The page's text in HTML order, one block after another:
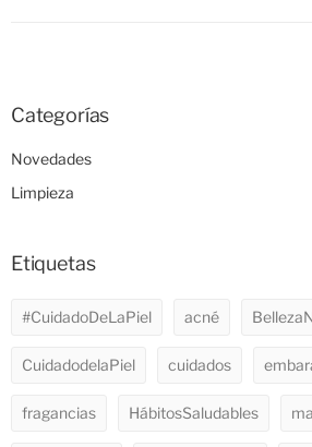
Categorías
Novedades
Limpieza
Etiquetas
#CuidadoDeLaPiel acné
CuidadodelaPiel cuidados
fragancias HábitosSaludables